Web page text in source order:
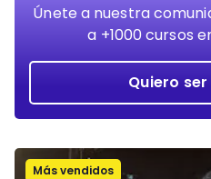
Únete a nuestra
a +1000 cursos
Quiero
Más vendidos